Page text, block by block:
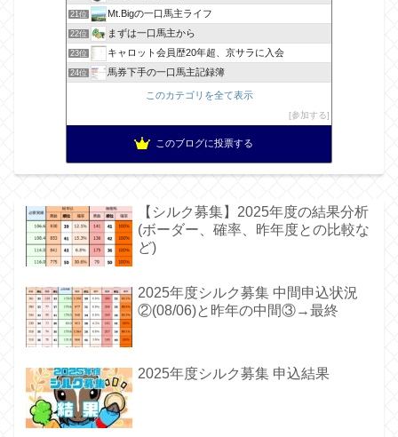
21位 Mt.Bigの一口馬主ライフ
22位 まずは一口馬主から
23位 キャロット会員歴20年超、京サラに入会
24位 馬券下手の一口馬主記録簿
このカテゴリを全て表示
参加する
このブログに投票する
【シルク募集】2025年度の結果分析
(ボーダー、確率、昨年度との比較な
ど)
2025年度シルク募集 中間申込状況
②(08/06)と昨年の中間③→最終
2025年度シルク募集 申込結果